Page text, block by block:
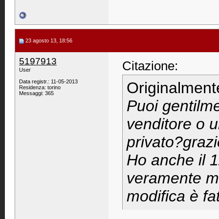
23 agosto 13, 18:56
5197913
User
Data registr.: 11-05-2013
Residenza: torino
Messaggi: 365
Citazione:
Puoi
venditore o
Ho anche il
veramente
modifica è